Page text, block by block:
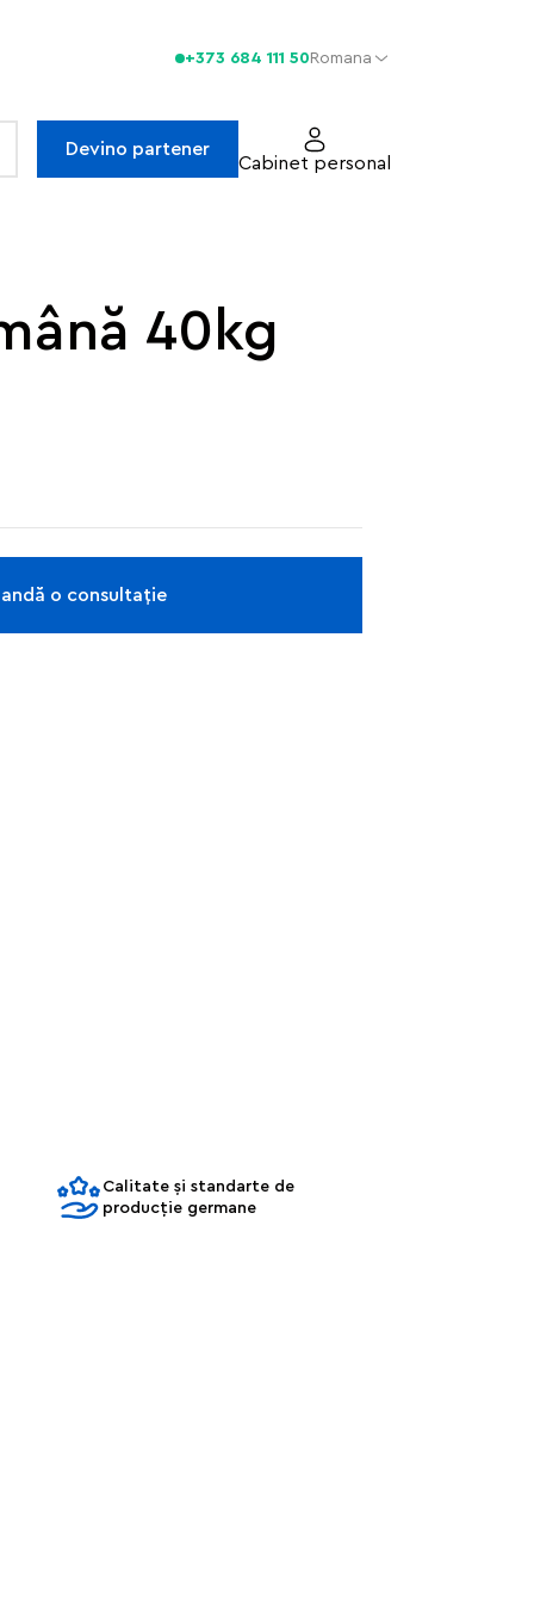
+373 684 111 50Romana
Devino partener
Cabinet personal
40kg
o consultație
Calitate și standarte de
producție germane